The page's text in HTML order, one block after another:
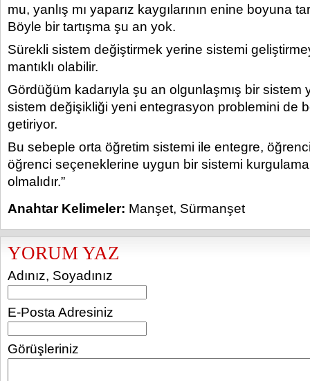
mu, yanlış mı yaparız kaygılarının enine boyuna
Böyle bir tartışma şu an yok.
Sürekli sistem değiştirmek yerine sistemi
mantıklı olabilir.
Gördüğüm kadarıyla şu an olgunlaşmış bir sistem
sistem değişikliği yeni entegrasyon problemini de
getiriyor.
Bu sebeple orta öğretim sistemi ile entegre,
öğrenci seçeneklerine uygun bir sistemi
olmalıdır.”
Anahtar Kelimeler: Manşet, Sürmanşet
YORUM YAZ
Adınız, Soyadınız
E-Posta Adresiniz
Görüşleriniz